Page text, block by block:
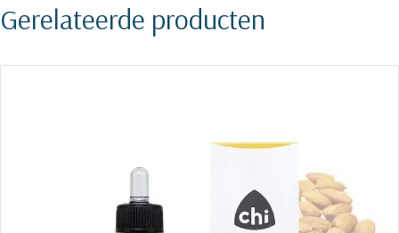
Gerelateerde producten